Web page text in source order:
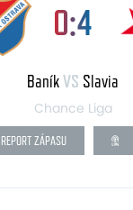
0:4
BaníkVS Slavia
Chance Liga
REPORT ZÁPASU